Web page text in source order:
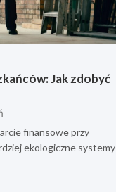
Jak zdobyć
finansowe przy
ekologiczne systemy